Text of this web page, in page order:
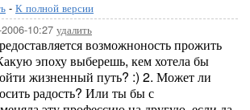
- К полной версии
10:27 удалить
возможноность прожить
эпоху выберешь, кем хотела бы
жизненный путь? :) 2. Может ли
радость? Или ты бы с